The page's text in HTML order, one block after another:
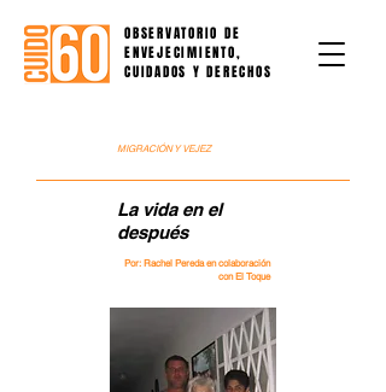
OBSERVATORIO DE
ENVEJECIMIENTO,
CUIDADOS Y DERECHOS
MIGRACIÓN Y VEJEZ
La vida en el
después
Por: Rachel Pereda en colaboración
con El Toque